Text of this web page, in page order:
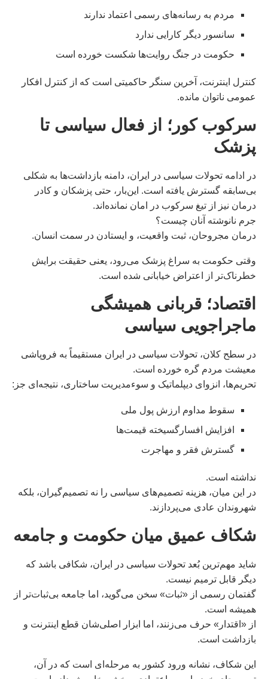
مردم به رسانه‌های رسمی اعتماد ندارند
سانسور دیگر کارایی ندارد
حکومت در جنگ روایت‌ها شکست خورده است
کنترل اینترنت، آخرین سنگر حاکمیتی است که از کنترل افکار
عمومی ناتوان مانده.
سرکوب کور؛ از فعال سیاسی تا
پزشک
در ادامه تحولات سیاسی در ایران، دامنه بازداشت‌ها به شکلی
بی‌سابقه گسترش یافته است. این‌بار، حتی پزشکان و کادر
درمان نیز از تیغ سرکوب در امان نمانده‌اند.
جرم نانوشته آنان چیست؟
درمان مجروحان، ثبت واقعیت، و ایستادن در سمت انسان.
وقتی حکومت به سراغ پزشک می‌رود، یعنی حقیقت برایش
خطرناک‌تر از اعتراض خیابانی شده است.
اقتصاد؛ قربانی همیشگی
ماجراجویی سیاسی
در سطح کلان، تحولات سیاسی در ایران مستقیماً به فروپاشی
معیشت مردم گره خورده است.
تحریم‌ها، انزوای دیپلماتیک و سوءمدیریت ساختاری، نتیجه‌ای جز:
سقوط مداوم ارزش پول ملی
افزایش افسارگسیخته قیمت‌ها
گسترش فقر و مهاجرت
نداشته است.
در این میان، هزینه تصمیم‌های سیاسی را نه تصمیم‌گیران، بلکه
شهروندان عادی می‌پردازند.
شکاف عمیق میان حکومت و جامعه
شاید مهم‌ترین بُعد تحولات سیاسی در ایران، شکافی باشد که
دیگر قابل ترمیم نیست.
گفتمان رسمی از «ثبات» سخن می‌گوید، اما جامعه بی‌ثبات‌تر از
همیشه است.
از «اقتدار» حرف می‌زنند، اما ابزار اصلی‌شان قطع اینترنت و
بازداشت است.
این شکاف، نشانه ورود کشور به مرحله‌ای است که در آن،